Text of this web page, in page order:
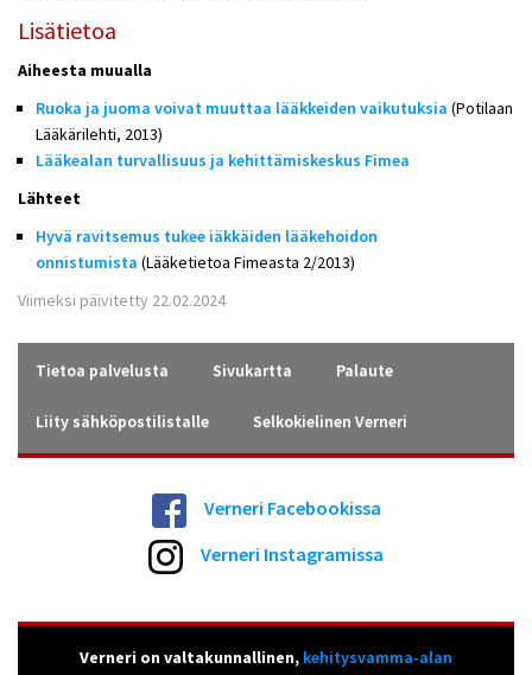
Lisätietoa
Aiheesta muualla
Ruoka ja juoma voivat muuttaa lääkkeiden vaikutuksia (Potilaan
Lääkärilehti, 2013)
Lääkealan turvallisuus ja kehittämiskeskus Fimea
Lähteet
Hyvä ravitsemus tukee iäkkäiden lääkehoidon
onnistumista (Lääketietoa Fimeasta 2/2013)
Viimeksi päivitetty 22.02.2024
Tietoa palvelusta Sivukartta Palaute
Liity sähköpostilistalle Selkokielinen Verneri
Verneri Facebookissa
Verneri Instagramissa
Verneri on valtakunnallinen, kehitysvamma-alan